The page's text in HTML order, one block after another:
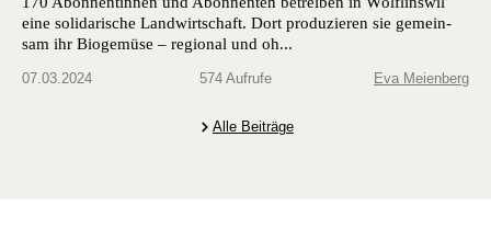
eine sol­i­darische Land­wirtschaft. Dort pro­duzieren sie gemein­
sam ihr Bio­gemüse – region­al und oh...
07.03.2024 574 Aufrufe Eva Meienberg
Alle Beiträge